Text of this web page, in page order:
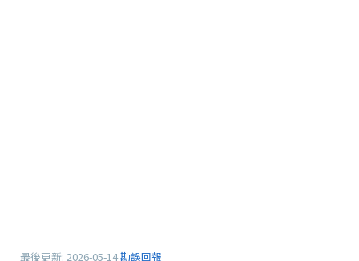
最後更新: 2026-05-14勘誤回報